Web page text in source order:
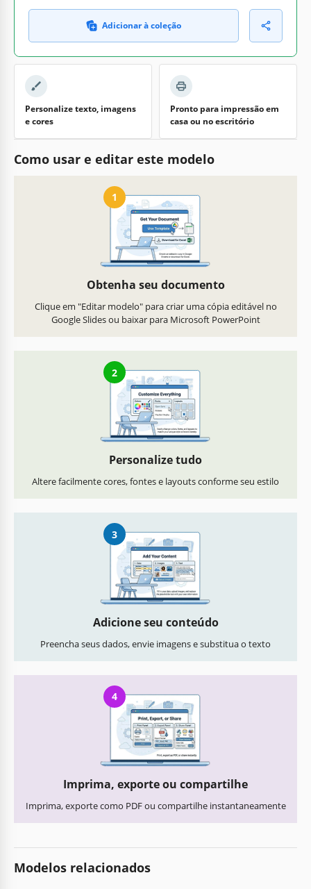
Adicionar à coleção
Personalize texto, imagens
e cores
Pronto para impressão em
casa ou no escritório
Como usar e editar este modelo
1
Obtenha seu documento
Clique em "Editar modelo" para criar uma cópia editável no
Google Slides ou baixar para Microsoft PowerPoint
2
Personalize tudo
Altere facilmente cores, fontes e layouts conforme seu estilo
3
Adicione seu conteúdo
Preencha seus dados, envie imagens e substitua o texto
4
Imprima, exporte ou compartilhe
Imprima, exporte como PDF ou compartilhe instantaneamente
Modelos relacionados